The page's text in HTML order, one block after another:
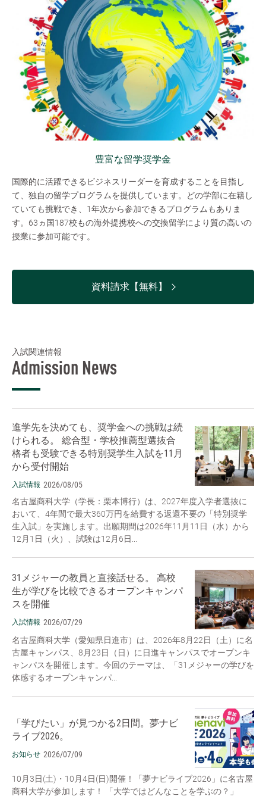
豊富な留学奨学金
国際的に活躍できるビジネスリーダーを育成することを目指し
て、独自の留学プログラムを提供しています。どの学部に在籍し
ていても挑戦でき、1年次から参加できるプログラムもありま
す。63ヵ国187校もの海外提携校への交換留学により質の高いの
授業に参加可能です。
資料請求【無料】
入試関連情報
Admission News
進学先を決めても、奨学金への挑戦は続
けられる。 総合型・学校推薦型選抜合
格者も受験できる特別奨学生入試を11月
から受付開始
入試情報 2026/08/05
名古屋商科大学（学長：栗本博行）は、2027年度入学者選抜に
おいて、4年間で最大360万円を給費する返還不要の「特別奨学
生入試」を実施します。出願期間は2026年11月11日（水）から
12月1日（火）、試験は12月6日...
31メジャーの教員と直接話せる。 高校
生が学びを比較できるオープンキャンパ
スを開催
入試情報 2026/07/29
名古屋商科大学（愛知県日進市）は、2026年8月22日（土）に名
古屋キャンパス、8月23日（日）に日進キャンパスでオープンキ
ャンパスを開催します。今回のテーマは、「31メジャーの学びを
体感するオープンキャンパ...
「学びたい」が見つかる2日間。夢ナビ
ライブ2026。
お知らせ 2026/07/09
10月3日(土)・10月4日(日)開催！「夢ナビライブ2026」に名古屋
商科大学が参加します！ 「大学ではどんなことを学ぶの？」